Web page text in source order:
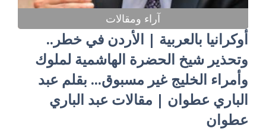
آراء ومقالات
أوكرانيا بالعربية | الأردن في خطر..
وتحذير شيخ الحضرة الهاشمية لملوك
وأمراء الخليج غير مسبوق... بقلم عبد
الباري عطوان | مقالات عبد الباري
عطوان